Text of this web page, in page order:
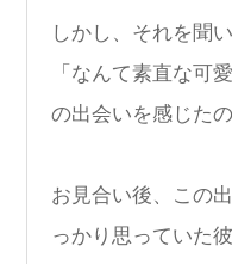
しかし、それを聞い
「なんて素直な可
の出会いを感じたの
お見合い後、この
っかり思っていた